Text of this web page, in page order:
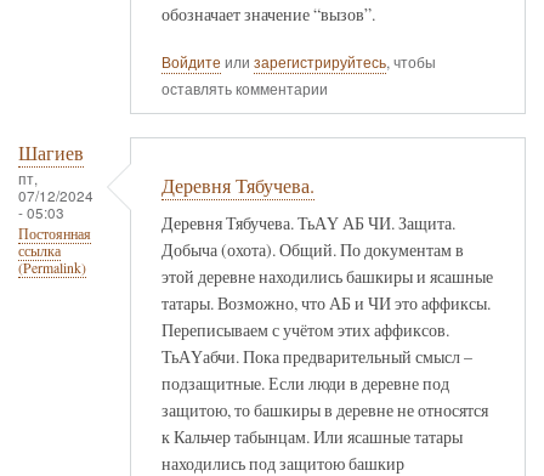
обозначает значение “вызов”.
Войдите или зарегистрируйтесь, чтобы
оставлять комментарии
Шагиев
пт,
07/12/2024
- 05:03
Постоянная
ссылка
(Permalink)
Деревня Тябучева.
Деревня Тябучева. ТьАҮ АБ ЧИ. Защита.
Добыча (охота). Общий. По документам в
этой деревне находились башкиры и ясашные
татары. Возможно, что АБ и ЧИ это аффиксы.
Переписываем с учётом этих аффиксов.
ТьАҮабчи. Пока предварительный смысл –
подзащитные. Если люди в деревне под
защитою, то башкиры в деревне не относятся
к Кальчер табынцам. Или ясашные татары
находились под защитою башкир